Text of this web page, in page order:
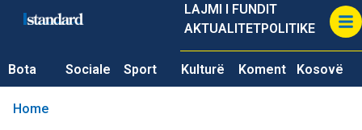
LAJMI I FUNDIT
AKTUALITETPOLITIKE
Bota Sociale Sport Kulturë Koment Kosovë
Home